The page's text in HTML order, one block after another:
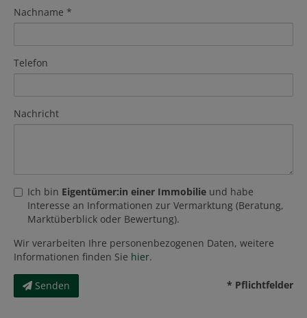
Nachname
Telefon
Nachricht
Ich bin Eigentümer:in einer Immobilie und habe
Interesse an Informationen zur Vermarktung (Beratung,
Marktüberblick oder Bewertung).
Wir verarbeiten Ihre personenbezogenen Daten, weitere
Informationen finden Sie hier.
Senden * Pflichtfelder